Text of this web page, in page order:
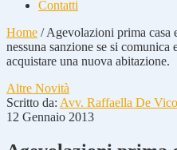
Contatti
Home /Agevolazioni prima casa
nessuna sanzione se si
acquistare una nuova abitazione.
Altre Novità
Scritto da: Avv. Raffaella De Vico
12 Gennaio 2013